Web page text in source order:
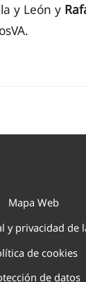
y León y
Mapa Web
y privacidad de
de cookies
de datos